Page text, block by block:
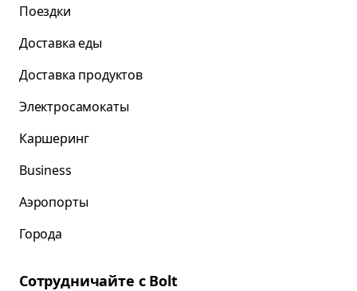
Поездки
Доставка еды
Доставка продуктов
Электросамокаты
Каршеринг
Business
Аэропорты
Города
Сотрудничайте с Bolt